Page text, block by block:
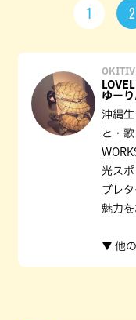
1 2
ゆー
沖縄
と・
光ス
ブレ
魅力を
▼ 他